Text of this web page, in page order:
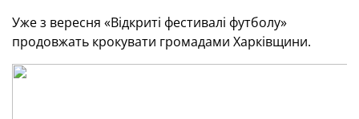
Уже з вересня «Відкриті фестивалі футболу»
продовжать крокувати громадами Харківщини.